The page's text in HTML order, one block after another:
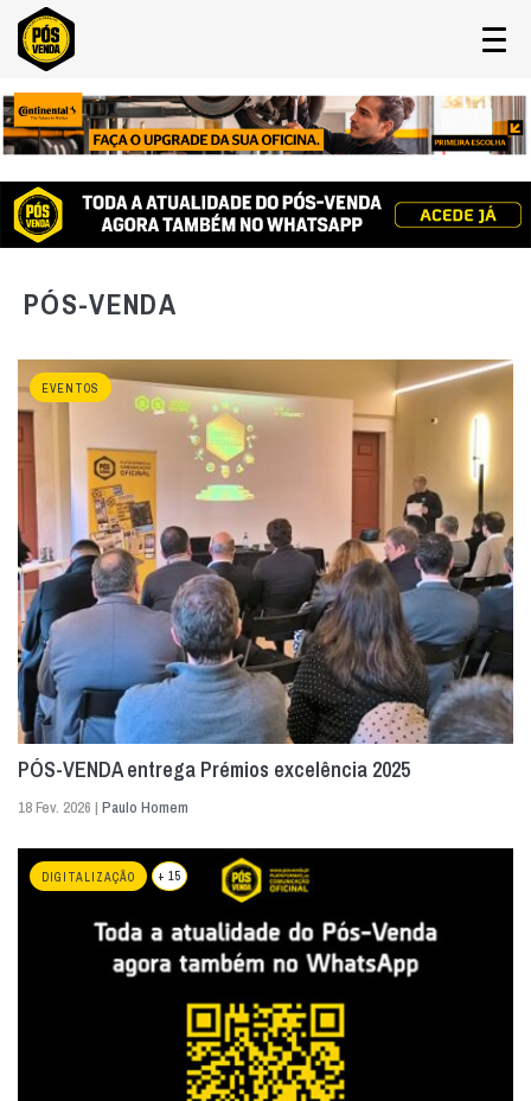
PÓS-VENDA
EVENTOS
PÓS-VENDA entrega Prémios excelência 2025
18 Fev. 2026 | Paulo Homem
DIGITALIZAÇÃO + 15